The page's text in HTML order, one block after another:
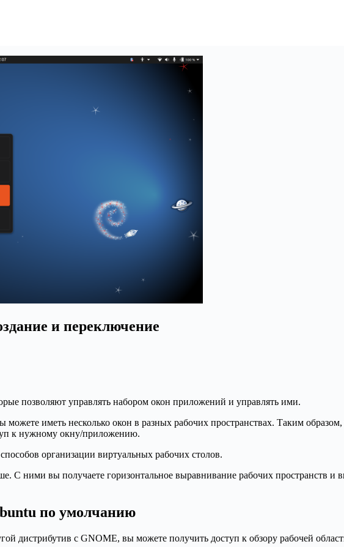
и переключение
позволяют управлять набором окон приложений и управлять ими.
иметь несколько окон в разных рабочих пространствах. Таким
к нужному окну/приложению.
организации виртуальных рабочих столов.
С ними вы получаете горизонтальное выравнивание рабочих пространств и
по умолчанию
дистрибутив с GNOME, вы можете получить доступ к обзору рабочей